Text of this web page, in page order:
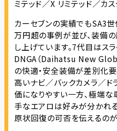
ミテッド／X リミテッド／カス
カーセブンの実績でもSA3
万円超の事例が並び、装備
し上げています。7代目はス
DNGA（Daihatsu New
の快適・安全装備が差別化
高いナビ／バックカメラ／
価になりやすい一方、極端な
手なエアロは好みが分かれ
原状回復の可否を伝えるのが